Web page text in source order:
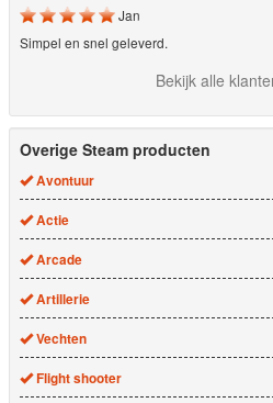
Jan
Simpel en snel geleverd.
Bekijk alle
Overige Steam producten
Avontuur
Actie
Arcade
Artillerie
Vechten
Flight shooter